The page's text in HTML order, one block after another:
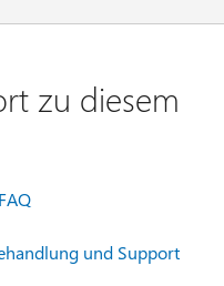
zu diesem
und Support